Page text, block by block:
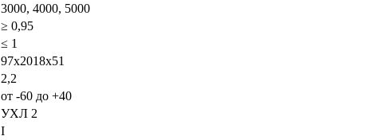
3000, 4000, 5000
≥ 0,95
≤ 1
97х2018х51
2,2
от -60 до +40
УХЛ 2
I